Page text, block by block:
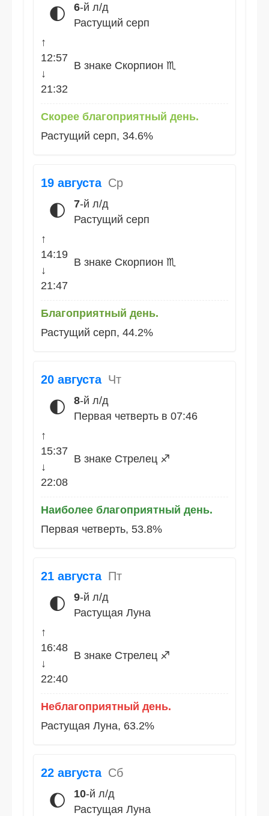
🌓 6-й л/д
Растущий серп
↑
12:57
↓
21:32
В знаке Скорпион ♏
Скорее благоприятный день.
Растущий серп, 34.6%
19 августа Ср
🌓 7-й л/д
Растущий серп
↑
14:19
↓
21:47
В знаке Скорпион ♏
Благоприятный день.
Растущий серп, 44.2%
20 августа Чт
🌓 8-й л/д
Первая четверть в 07:46
↑
15:37
↓
22:08
В знаке Стрелец ♐
Наиболее благоприятный день.
Первая четверть, 53.8%
21 августа Пт
🌓 9-й л/д
Растущая Луна
↑
16:48
↓
22:40
В знаке Стрелец ♐
Неблагоприятный день.
Растущая Луна, 63.2%
22 августа Сб
🌔 10-й л/д
Растущая Луна